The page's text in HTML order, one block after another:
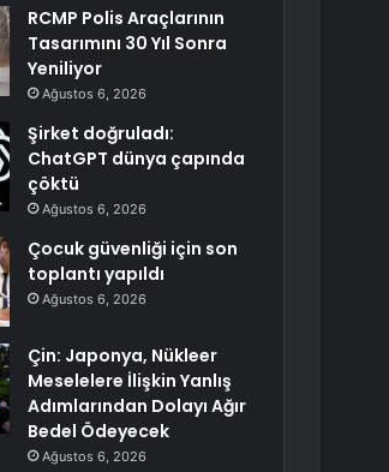
RCMP Polis Araçlarının
Tasarımını 30 Yıl Sonra
Yeniliyor
Ağustos 6, 2026
Şirket doğruladı:
ChatGPT dünya çapında
çöktü
Ağustos 6, 2026
Çocuk güvenliği için son
toplantı yapıldı
Ağustos 6, 2026
Çin: Japonya, Nükleer
Meselelere İlişkin Yanlış
Adımlarından Dolayı Ağır
Bedel Ödeyecek
Ağustos 6, 2026